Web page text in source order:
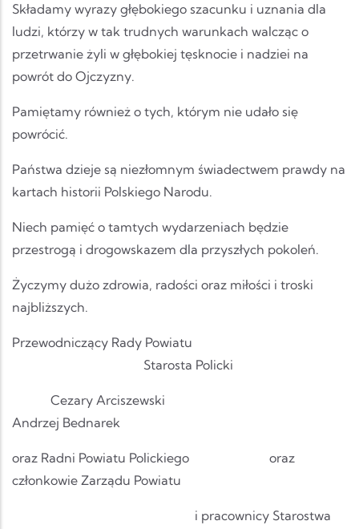
Składamy wyrazy głębokiego szacunku i uznania dla
ludzi, którzy w tak trudnych warunkach walcząc o
przetrwanie żyli w głębokiej tęsknocie i nadziei na
powrót do Ojczyzny.
Pamiętamy również o tych, którym nie udało się
powrócić.
Państwa dzieje są niezłomnym świadectwem prawdy na
kartach historii Polskiego Narodu.
Niech pamięć o tamtych wydarzeniach będzie
przestrogą i drogowskazem dla przyszłych pokoleń.
Życzymy dużo zdrowia, radości oraz miłości i troski
najbliższych.
Przewodniczący Rady Powiatu
Starosta Policki
Cezary Arciszewski
Andrzej Bednarek
oraz Radni Powiatu Polickiego oraz
członkowie Zarządu Powiatu
i pracownicy Starostwa